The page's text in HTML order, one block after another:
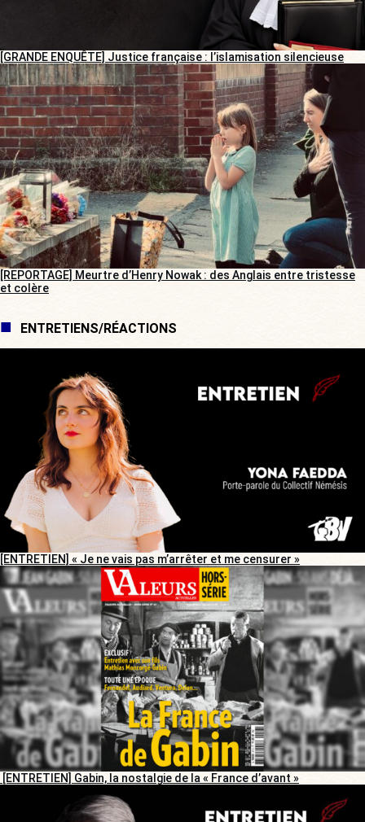
[GRANDE ENQUÊTE] Justice française : l’islamisation silencieuse
[REPORTAGE] Meurtre d’Henry Nowak : des Anglais entre tristesse
et colère
ENTRETIENS/RÉACTIONS
[ENTRETIEN] « Je ne vais pas m’arrêter et me censurer »
[ENTRETIEN] Gabin, la nostalgie de la « France d’avant »